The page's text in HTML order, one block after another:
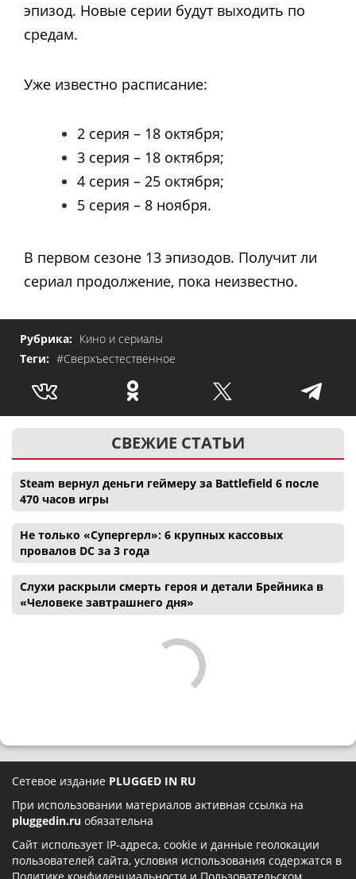
эпизод. Новые серии будут выходить по
средам.
Уже известно расписание:
2 серия – 18 октября;
3 серия – 18 октября;
4 серия – 25 октября;
5 серия – 8 ноября.
В первом сезоне 13 эпизодов. Получит ли
сериал продолжение, пока неизвестно.
Рубрика: Кино и сериалы
Теги: #Сверхъестественное
СВЕЖИЕ СТАТЬИ
Steam вернул деньги геймеру за Battlefield 6 после
470 часов игры
Не только «Супергерл»: 6 крупных кассовых
провалов DC за 3 года
Слухи раскрыли смерть героя и детали Брейника в
«Человеке завтрашнего дня»
Сетевое издание PLUGGED IN RU
При использовании материалов активная ссылка на
pluggedin.ru обязательна
Сайт использует IP-адреса, cookie и данные геолокации
пользователей сайта, условия использования содержатся в
Политике конфиденциальности и Пользовательском